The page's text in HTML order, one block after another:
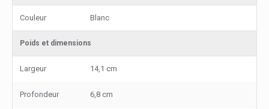
Couleur Blanc
Poids et dimensions
Largeur 14,1 cm
Profondeur 6,8 cm